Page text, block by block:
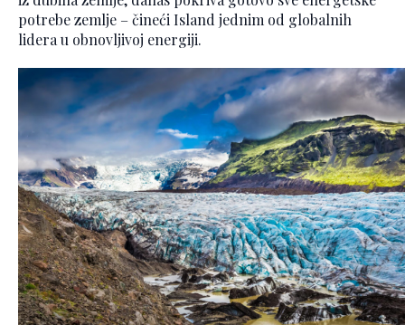
potrebe zemlje – čineći Island jednim od globalnih
lidera u obnovljivoj energiji.